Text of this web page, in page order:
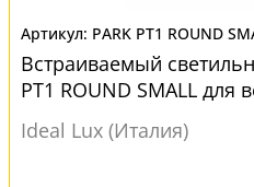
PARK PT1 ROUND
Встраиваемый
PT1 ROUND SMALL для
Ideal Lux (Италия)